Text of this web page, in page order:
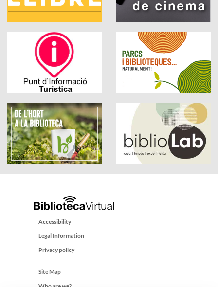
Accessibility
Legal Information
Privacy policy
Site Map